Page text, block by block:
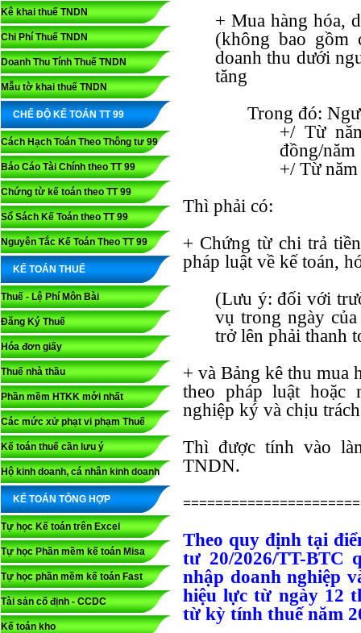
Kê khai thuế TNDN
Chi Phí Thuế TNDN
Doanh Thu Tính Thuế TNDN
Mẫu tờ khai thuế TNDN
CHẾ ĐỘ KẾ TOÁN TT 99
Cách Hạch Toán Theo Thông tư 99
Báo Cáo Tài Chính theo TT 99
Chứng từ kế toán theo TT 99
Sổ Sách Kế Toán theo TT 99
Nguyên Tắc Kế Toán Theo TT 99
KẾ TOÁN THUẾ
Thuế - Lệ Phí Môn Bài
Đăng Ký Thuế
Hóa đơn giấy
Thuế nhà thầu
Phần mềm HTKK mới nhất
Các mức xử phạt vi phạm Thuế
Kế toán thuế cần lưu ý
Hộ kinh doanh, cá nhân kinh doanh
KẾ TOÁN TỔNG HỢP
Tự học Kế toán trên Excel
Tự học Phần mềm kế toán Misa
Tự học phần mềm kế toán Fast
Tài sản cố định - CCDC
Kế toán kho
+ Mua hàng hóa,
(không bao gồm
doanh thu dưới
tăng
Trong đó:
+/ Từ
đồng/năm
+/ Từ
Thì phải có:
+ Chứng từ chi trả
pháp luật về kế toán,
(Lưu ý: đối với
vụ trong ngày
trở lên phải thanh
+ và Bảng kê thu mua
theo pháp luật hoặc
nghiệp ký và chịu
Thì được tính vào
TNDN.
Theo quy định tại
tư 20/2026/TT-
nhập doanh nghiệp
hiệu lực từ ngày 12
từ kỳ tính thuế năm